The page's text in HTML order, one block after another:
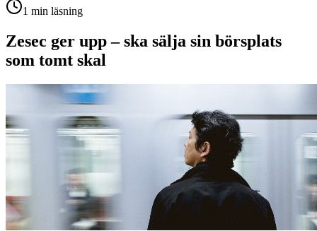
1 min läsning
Zesec ger upp – ska sälja sin börsplats
som tomt skal